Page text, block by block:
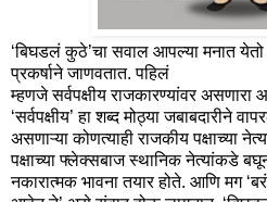
‘बिघडलं कुठे’चा सवाल आपल्या मनात येतो
प्रकर्षाने जाणवतात. पहिलं
म्हणजे सर्वपक्षीय राजकारण्यांवर
‘सर्वपक्षीय’ हा शब्द मोठ्या जबाबदारीने
असणाऱ्या कोणत्याही राजकीय पक्षाच्या
पक्षाच्या फ्लेक्सबाज स्थानिक नेत्यांकडे
नकारात्मक भावना तयार होते. आणि मग